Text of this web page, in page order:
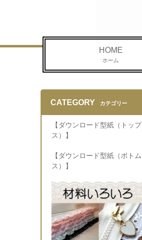
HOME
ホーム
CATEGORY カテゴリー
【ダウンロード型紙（トップ
ス）】
【ダウンロード型紙（ボトム
ス）】